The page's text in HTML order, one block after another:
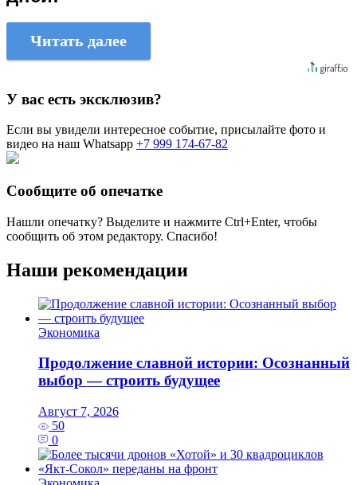
Читать далее
У вас есть эксклюзив?
Если вы увидели интересное событие, присылайте фото и
видео на наш Whatsapp +7 999 174-67-82
Сообщите об опечатке
Нашли опечатку? Выделите и нажмите Ctrl+Enter, чтобы
сообщить об этом редактору. Спасибо!
Наши рекомендации
Экономика
Продолжение славной истории: Осознанный
выбор — строить будущее
Август 7, 2026
50
0